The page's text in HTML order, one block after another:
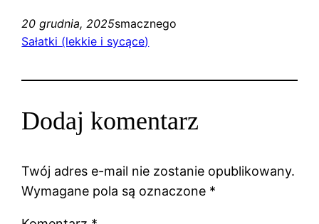
20 grudnia, 2025smacznego
Sałatki (lekkie i sycące)
Dodaj komentarz
Twój adres e-mail nie zostanie opublikowany.
Wymagane pola są oznaczone *